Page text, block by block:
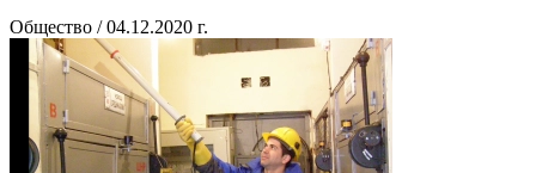
Общество / 04.12.2020 г.